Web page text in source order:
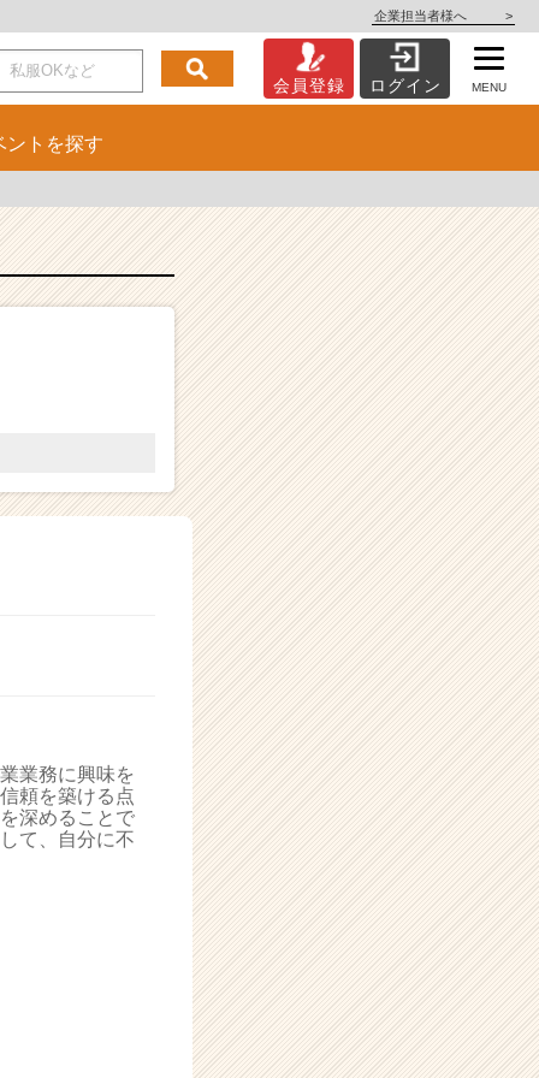
企業担当者様へ >
会員登録 ログイン MENU
ント を探す
業務に興味を
頼を築ける点
深めることで
て、自分に不